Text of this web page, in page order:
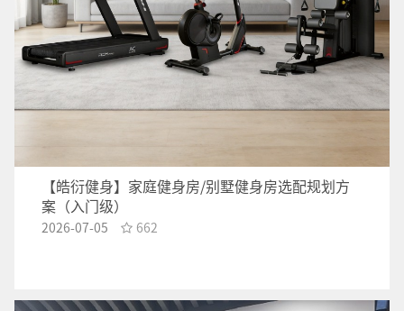
【皓衍健身】家庭健身房/别墅健身房选配规划方
案（入门级）
2026-07-05 662